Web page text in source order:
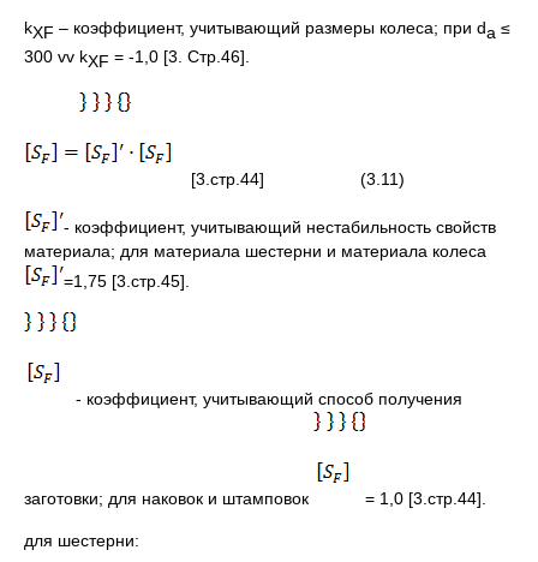
kXF – коэффициент, учитывающий размеры колеса; при da ≤
300 vv kXF = -1,0 [3. Стр.46].
[3.стр.44] (3.11)
- коэффициент, учитывающий нестабильность свойств
материала; для материала шестерни и материала колеса
=1,75 [3.стр.45].
- коэффициент, учитывающий способ получения
заготовки; для наковок и штамповок = 1,0 [3.стр.44].
для шестерни: